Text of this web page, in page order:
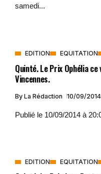
samedi...
EDITION EQUITATION
Quinté. Le Prix Ophélia
Vincennes.
By La Rédaction 10/09/2014
Publié le 10/09/2014 à
EDITION EQUITATION